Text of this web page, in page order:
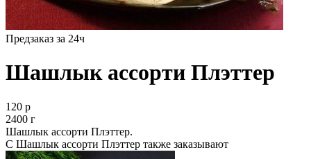
Предзаказ за 24ч
Шашлык ассорти Плэттер
120 р
2400 г
Шашлык ассорти Плэттер.
С Шашлык ассорти Плэттер также заказывают